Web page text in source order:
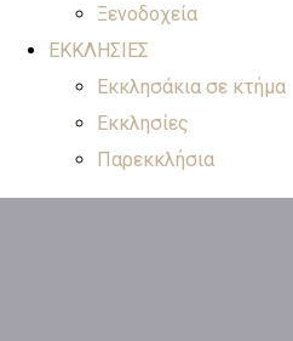
Ξενοδοχεία
ΕΚΚΛΗΣΙΕΣ
Εκκλησάκια σε κτήμα
Εκκλησίες
Παρεκκλήσια